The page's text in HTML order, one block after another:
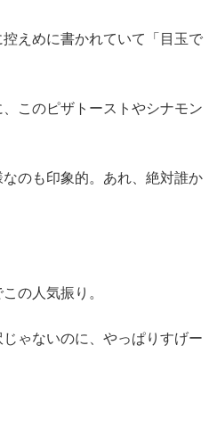
控えめに書かれていて「目玉で
このピザトーストやシナモン
のも印象的。あれ、絶対誰か
の人気振り。
ゃないのに、やっぱりすげー